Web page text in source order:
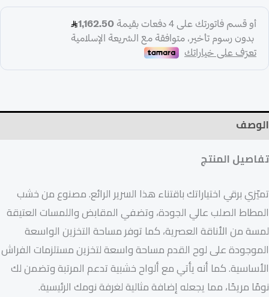
الوصف
تفاصيل المنتج
تميّزي برقي اختياراتك باقتناء هذا السرير الرائع. مصنوع من خشب
المطاط الصلب عالي الجودة، وتضفي المقابض واللمسات العتيقة
لمسة من الأناقة العصرية، كما توفر مساحة التخزين الواسعة
الموجودة على لوح القدم مساحة واسعة لتخزين مستلزمات الفراش
الأساسية. كما أنه يأتي مع ألواح خشبية تدعم المرتبة وتضمن لك
نومًا مريحًا، مما يجعله إضافة مثالية لغرفة نومك الرئيسية.